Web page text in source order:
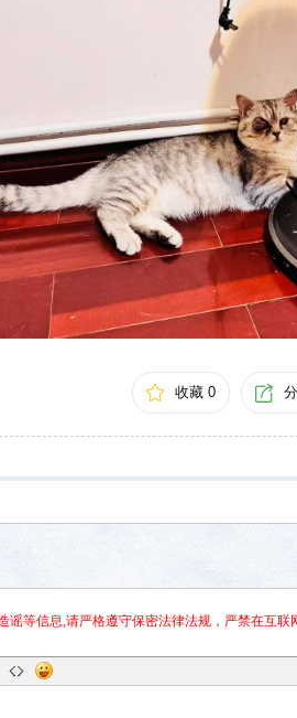
收藏 0
谣等信息,请严格遵守保密法律法规，严禁在互